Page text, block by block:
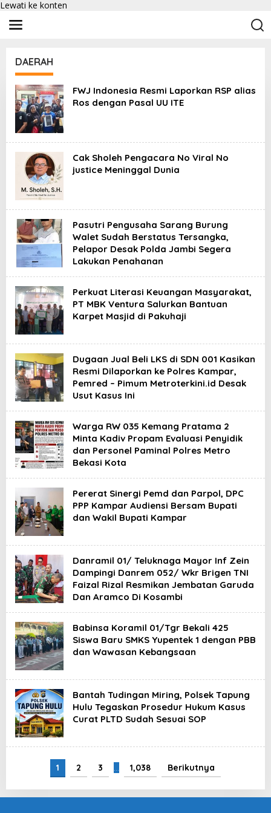
Lewati ke konten
DAERAH
FWJ Indonesia Resmi Laporkan RSP alias
Ros dengan Pasal UU ITE
Cak Sholeh Pengacara No Viral No
justice Meninggal Dunia
Pasutri Pengusaha Sarang Burung
Walet Sudah Berstatus Tersangka,
Pelapor Desak Polda Jambi Segera
Lakukan Penahanan
Perkuat Literasi Keuangan Masyarakat,
PT MBK Ventura Salurkan Bantuan
Karpet Masjid di Pakuhaji
Dugaan Jual Beli LKS di SDN 001 Kasikan
Resmi Dilaporkan ke Polres Kampar,
Pemred – Pimum Metroterkini.id Desak
Usut Kasus Ini
Warga RW 035 Kemang Pratama 2
Minta Kadiv Propam Evaluasi Penyidik
dan Personel Paminal Polres Metro
Bekasi Kota
Pererat Sinergi Pemd dan Parpol, DPC
PPP Kampar Audiensi Bersam Bupati
dan Wakil Bupati Kampar
Danramil 01/ Teluknaga Mayor Inf Zein
Dampingi Danrem 052/ Wkr Brigen TNI
Faizal Rizal Resmikan Jembatan Garuda
Dan Aramco Di Kosambi
Babinsa Koramil 01/Tgr Bekali 425
Siswa Baru SMKS Yupentek 1 dengan PBB
dan Wawasan Kebangsaan
Bantah Tudingan Miring, Polsek Tapung
Hulu Tegaskan Prosedur Hukum Kasus
Curat PLTD Sudah Sesuai SOP
1 2 3 … 1,038 Berikutnya